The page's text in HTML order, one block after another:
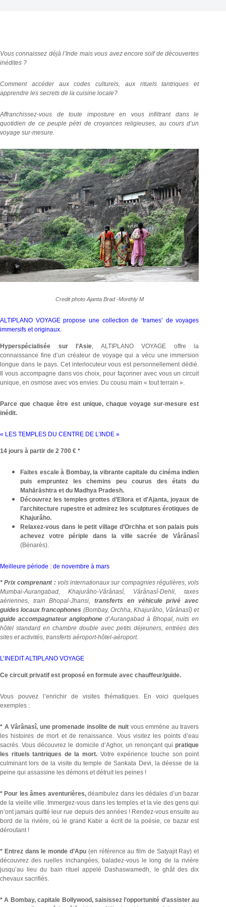
Vous connaissez déjà l’Inde mais vous avez encore soif de découvertes
inédites ?
Comment accéder aux codes culturels, aux rituels tantriques et
apprendre les secrets de la cuisine locale?
Affranchissez-vous de toute imposture en vous infiltrant dans le
quotidien de ce peuple pétri de croyances religieuses, au cours d’un
voyage sur-mesure.
Credit photo Ajanta Brad -Monthly M
ALTIPLANO VOYAGE propose une collection de ‘trames’ de voyages
immersifs et originaux.
Hyperspécialisée sur l’Asie, ALTIPLANO VOYAGE offre la
connaissance fine d’un créateur de voyage qui a vécu une immersion
longue dans le pays. Cet interlocuteur vous est personnellement dédié.
Il vous accompagne dans vos choix, pour façonner avec vous un circuit
unique, en osmose avec vos envies. Du cousu main « tout terrain ».
Parce que chaque être est unique, chaque voyage sur-mesure est
inédit.
« LES TEMPLES DU CENTRE DE L’INDE »
14 jours à partir de 2 700 € *
Faites escale à Bombay, la vibrante capitale du cinéma indien
puis empruntez les chemins peu courus des états du
Mahārāshtra et du Madhya Pradesh.
Découvrez les temples grottes d’Ellora et d’Ajanta, joyaux de
l’architecture rupestre et admirez les sculptures érotiques de
Khajurâho.
Relaxez-vous dans le petit village d’Orchha et son palais puis
achevez votre périple dans la ville sacrée de Vârânasî
(Bénarès).
Meilleure période : de novembre à mars
* Prix comprenant :vols internationaux sur compagnies régulières, vols
Mumbai-Aurangabad, Khajurâho-Vârânasî, Vârânasî-Dehli, taxes
aériennes, train Bhopal-Jhansi,transferts en véhicule privé avec
guides locaux francophones (Bombay, Orchha, Khajurâho, Vârânasî) et
guide accompagnateur anglophone d’Aurangabad à Bhopal, nuits en
hôtel standard en chambre double avec petits déjeuners, entrées des
sites et activités, transferts aéroport-hôtel-aéroport.
L’INEDIT ALTIPLANO VOYAGE
Ce circuit privatif est proposé en formule avec chauffeur/guide.
Vous pouvez l’enrichir de visites thématiques. En voici quelques
exemples :
* A Vârânasî, une promenade insolitede nuit vous emmène au travers
les histoires de mort et de renaissance. Vous visitez les points d’eau
sacrés. Vous découvrez le domicile d’Aghor, un renonçant quipratique
les rituels tantriques de la mort. Votre expérience touche son point
culminant lors de la visite du temple de Sankata Devi, la déesse de la
peine qui assassine les démons et détruit les peines !
* Pour les âmes aventurières,déambulez dans les dédales d’un bazar
de la vieille ville. Immergez-vous dans les temples et la vie des gens qui
n’ont jamais quitté leur rue depuis des années ! Rendez-vous ensuite au
bord de la rivière, où le grand Kabir a écrit de la poésie, ce bazar est
déroutant !
* Entrez dans le monde d’Apu (en référence au film de Satyajit Ray) et
découvrez des ruelles inchangées, baladez-vous le long de la rivière
jusqu’au lieu du bain rituel appelé Dashaswamedh, le ghât des dix
chevaux sacrifiés.
* A Bombay, capitale Bollywood, saisissez l’opportunité d’assister au